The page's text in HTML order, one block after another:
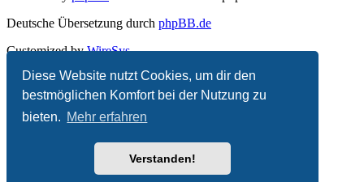
Diese Website nutzt Cookies, um dir den
bestmöglichen Komfort bei der Nutzung zu
bieten. Mehr erfahren
Verstanden!
Deutsche Übersetzung durch phpBB.de
Customized byWireSys
Datenschutz |Nutzungsbedingungen